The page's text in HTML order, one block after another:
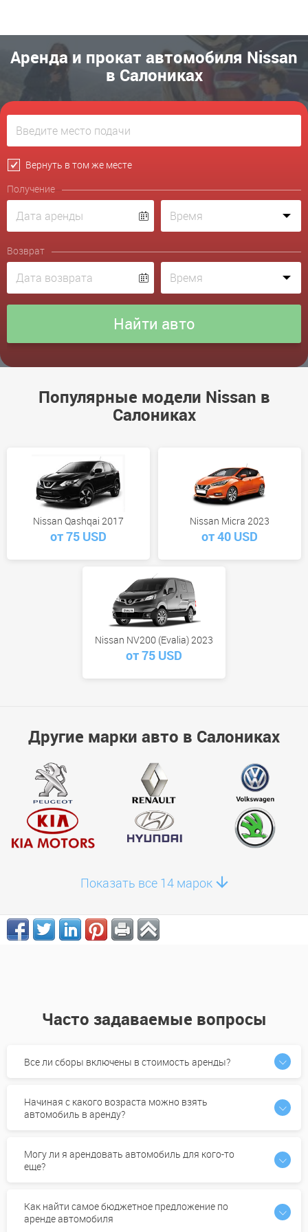
Аренда и прокат автомобиля Nissan
в Салониках
Вернуть в том же месте
Получение
Возврат
Популярные модели Nissan в
Салониках
Nissan Qashqai 2017
от 75 USD
Nissan Micra 2023
от 40 USD
Nissan NV200 (Evalia) 2023
от 75 USD
Другие марки авто в Салониках
Показать все 14 марок
Часто задаваемые вопросы
Все ли сборы включены в стоимость аренды?
Начиная с какого возраста можно взять
автомобиль в аренду?
Могу ли я арендовать автомобиль для кого-то
еще?
Как найти самое бюджетное предложение по
аренде автомобиля